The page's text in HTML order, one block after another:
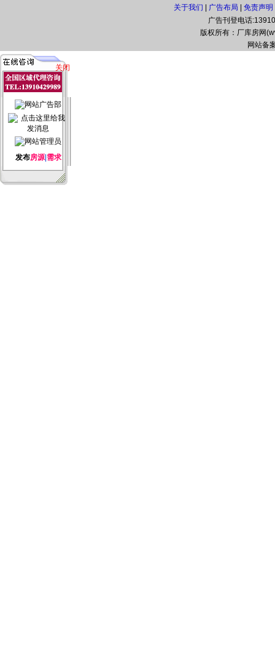
关于我们 广告布局 免责声明
广告刊登电话
版权所有：厂库房网
网站备
关闭
发布房源| 需求